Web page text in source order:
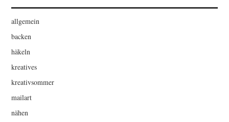
allgemein
backen
häkeln
kreatives
kreativsommer
mailart
nähen